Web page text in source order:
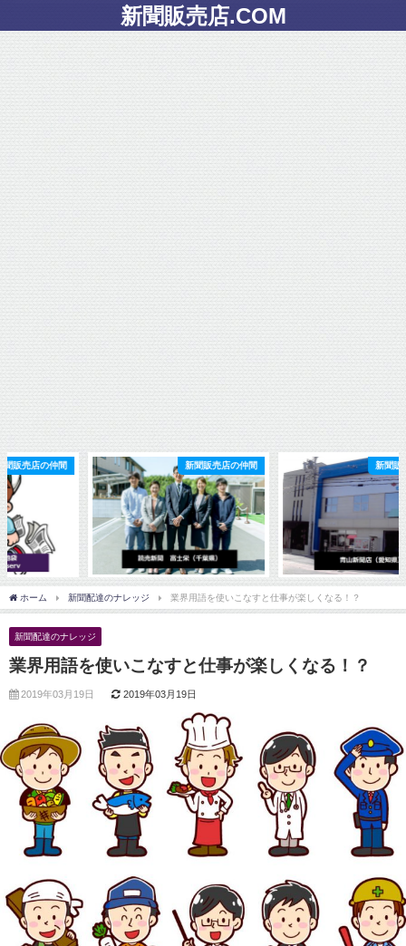
新聞販売店.COM
新聞販売店の仲間 新聞販売店の仲間
ホーム 新聞配達のナレッジ 業界用語を使いこなすと仕事が楽しくなる！？
新聞配達のナレッジ
業界用語を使いこなすと仕事が楽しくなる！？
2019年03月19日 2019年03月19日